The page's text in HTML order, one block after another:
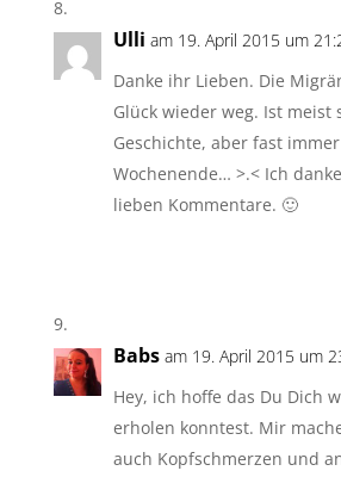
Ulli am 19. April 2015 um
Danke ihr Lieben. Die
Glück wieder weg. Ist meist
Geschichte, aber fast
Wochenende… >.< Ich
lieben Kommentare. 🙂
Babs am 19. April 2015 um
Hey, ich hoffe das Du Dich
erholen konntest. Mir
auch Kopfschmerzen und